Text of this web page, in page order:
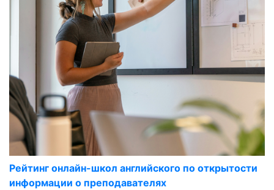
Рейтинг онлайн-школ английского по открытости
информации о преподавателях